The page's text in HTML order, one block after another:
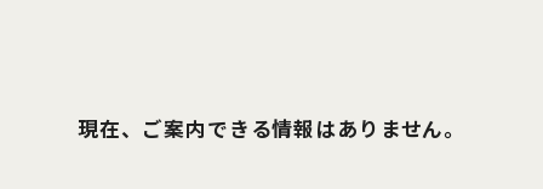
現在、ご案内できる情報はありません。